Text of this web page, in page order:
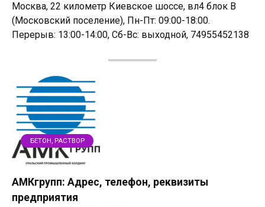
Москва, 22 километр Киевское шоссе, вл4 блок В
(Московский поселение), Пн-Пт: 09:00-18:00.
Перерыв: 13:00-14:00, Сб-Вс: выходной, 74955452138
БЕТОН, РАСТВОР
АМКгрупп: Адрес, телефон, реквизиты
предприятия